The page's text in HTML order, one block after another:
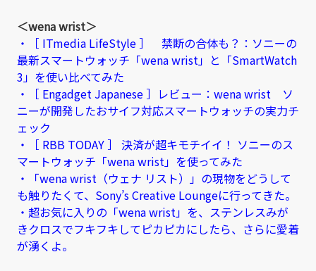
＜wena wrist＞
・［ ITmedia LifeStyle ］ 禁断の合体も？：ソニーの
最新スマートウォッチ「wena wrist」と「SmartWatch
3」を使い比べてみた
・［ Engadget Japanese ］レビュー：wena wrist ソ
ニーが開発したおサイフ対応スマートウォッチの実力チ
ェック
・［ RBB TODAY ］ 決済が超キモチイイ！ ソニーのス
マートウォッチ「wena wrist」を使ってみた
・「wena wrist（ウェナ リスト）」の現物をどうして
も触りたくて、Sony’s Creative Loungeに行ってきた。
・超お気に入りの「wena wrist」を、ステンレスみが
きクロスでフキフキしてピカピカにしたら、さらに愛着
が湧くよ。